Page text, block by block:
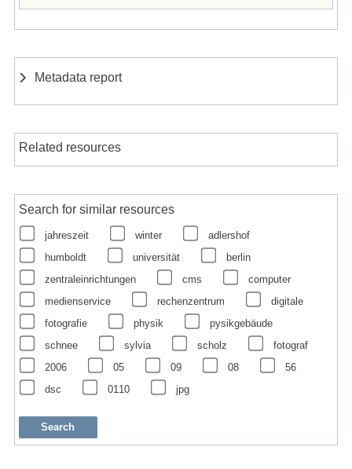
Metadata report
Related resources
Search for similar resources
jahreszeit winter
adlershof
humboldt
universität
berlin
zentraleinrichtungen
cms
computer
medienservice
rechenzentrum
digitale
fotografie
physik
pysikgebäude
schnee
sylvia scholz
fotograf
2006
05 09 08
56
dsc
0110 jpg